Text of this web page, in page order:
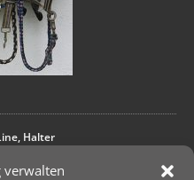
verwalten
Halter
2017